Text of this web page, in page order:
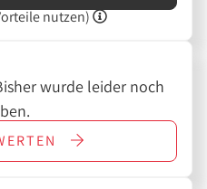
nutzen)
wurde leider noch